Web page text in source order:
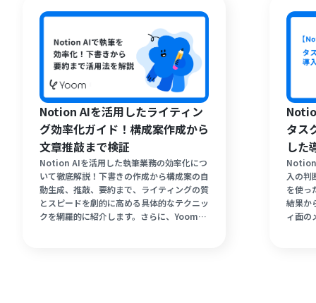
Notion AIを活用したライティン
グ効率化ガイド！構成案作成から
文章推敲まで検証
Notion AIを活用した執筆業務の効率化につ
いて徹底解説！下書きの作成から構成案の自
動生成、推敲、要約まで、ライティングの質
とスピードを劇的に高める具体的なテクニッ
クを網羅的に紹介します。さらに、Yoomを
タス
した
Notion
入の判
を使っ
結果か
ィ面の